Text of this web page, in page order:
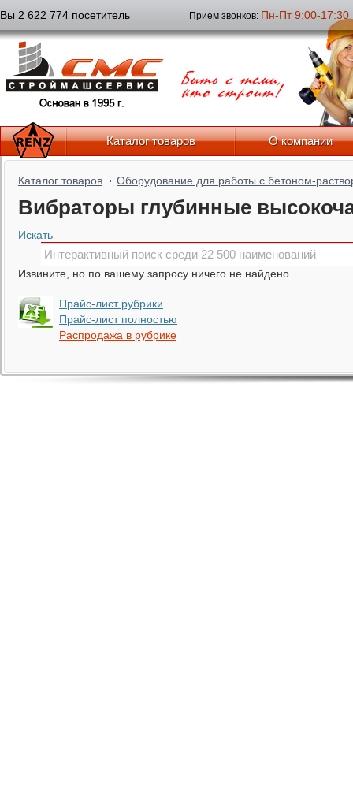
Вы 2 622 774 посетитель Прием звонков: Пн-Пт 9:00-17:30
Каталог товаров О компании
Каталог товаров Оборудование для работы с бетоном-
Вибраторы глубинные
Искать
Извините, но по вашему запросу ничего не найдено.
Прайс-лист рубрики
Прайс-лист полностью
Распродажа в рубрике